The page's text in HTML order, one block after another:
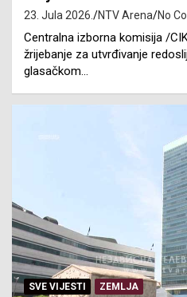
23. Jula 2026. NTV Arena No
Centralna izborna komisija /
žrijebanje za utvrđivanje
glasačkom…
SVE VIJESTI ZEMLJA